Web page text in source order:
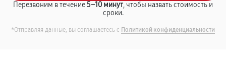
Перезвоним в течение5–10 минут, чтобы назвать стоимость и
сроки.
*Отправляя данные, вы соглашаетесь с Политикой конфиденциальности